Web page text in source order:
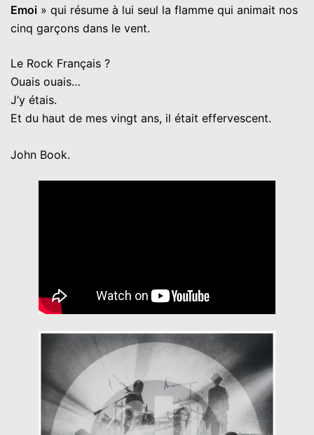
Emoi » qui résume à lui seul la flamme qui animait nos
cinq garçons dans le vent.
Le Rock Français ?
Ouais ouais…
J’y étais.
Et du haut de mes vingt ans, il était effervescent.
John Book.